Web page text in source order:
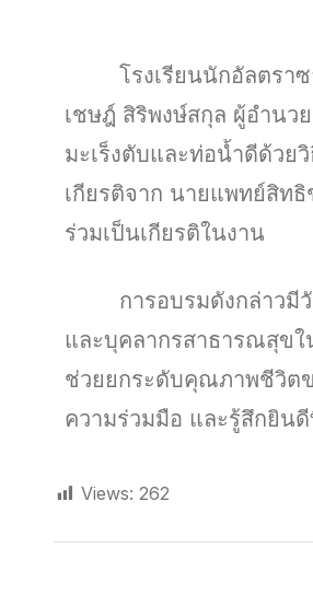
โรงเรียนนักอัลตรา
เชษฎ์ สิริพงษ์สกุล ผู้อำนว
มะเร็งตับและท่อน้ำดีด้วย
เกียรติจาก นายแพทย์สิท
ร่วมเป็นเกียรติในงาน
การอบรมดังกล่าวมี
และบุคลากรสาธารณสุขใ
ช่วยยกระดับคุณภาพชีวิต
ความร่วมมือ และรู้สึกยิน
Views: 262